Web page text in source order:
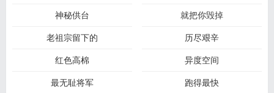
神秘供台
就把你毁掉
老祖宗留下的
历尽艰辛
红色高棉
异度空间
最无耻将军
跑得最快